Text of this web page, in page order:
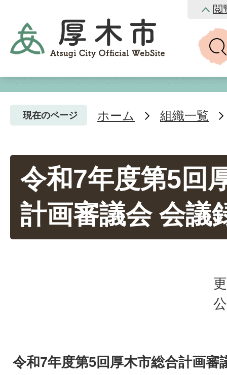
閲
現在のページ ホーム 組織一覧
令和7年度第5回
計画審議会 会議
令和7年度第5回厚木市総合計画審